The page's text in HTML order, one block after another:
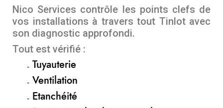
Nico Services contrôle les points clefs de
vos installations à travers tout Tinlot avec
son diagnostic approfondi.
Tout est vérifié :
Tuyauterie
Ventilation
Etanchéité